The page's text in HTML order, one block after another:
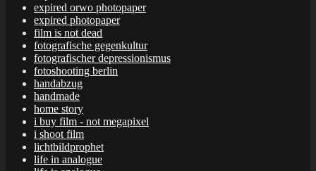
expired orwo photopaper
expired photopaper
film is not dead
fotografische gegenkultur
fotografischer depressionismus
fotoshooting berlin
handabzug
handmade
home story
i buy film - not megapixel
i shoot film
lichtbildprophet
life in analogue